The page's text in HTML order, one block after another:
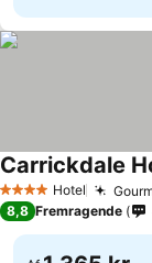
4 StjernerHotel
Carrickdale
8,8 Fremragende